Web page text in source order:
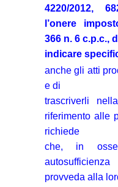
4220/2012,
l’onere
366 n. 6 c.p.c.,
indicare
anche gli atti
e di
trascriverli
riferimento alle
richiede
che, in
provveda alla